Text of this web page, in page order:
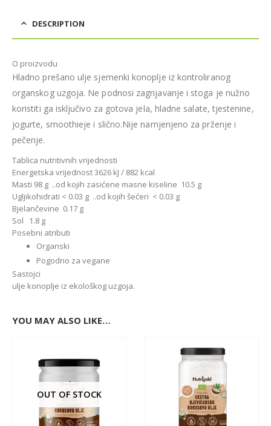
DESCRIPTION
O proizvodu
Hladno prešano ulje sjemenki konoplje iz kontroliranog
organskog uzgoja. Ne podnosi zagrijavanje i stoga je nužno
koristiti ga isključivo za gotova jela, hladne salate, tjestenine,
jogurte, smoothieje i slično.Nije namjenjeno za prženje i
pečenje.
Tablica nutritivnih vrijednosti
Energetska vrijednost 3626 kJ / 882 kcal
Masti 98 g ..od kojih zasićene masne kiseline 10.5 g
Ugljikohidrati < 0.03 g ..od kojih šećeri < 0.03 g
Bjelančevine 0.17 g
Sol 1.8 g
Posebni atributi
Organski
Pogodno za vegane
Sastojci
ulje konoplje iz ekološkog uzgoja.
YOU MAY ALSO LIKE…
OUT OF STOCK